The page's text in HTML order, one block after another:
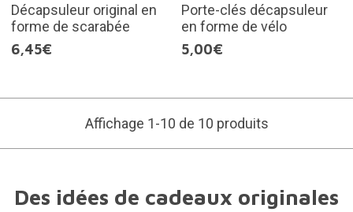
Décapsuleur original en
forme de scarabée
6,45€
Porte-clés décapsuleur
en forme de vélo
5,00€
Affichage 1-10 de 10 produits
Des idées de cadeaux originales